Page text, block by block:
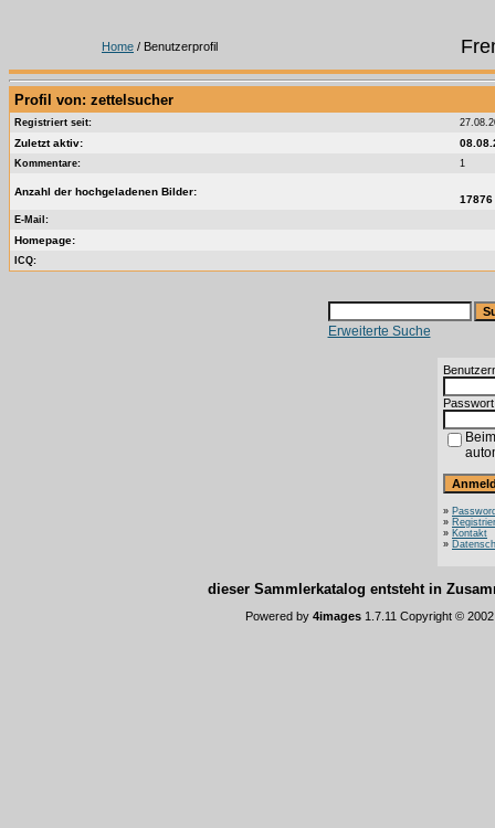
Home / Benutzerprofil
Profil von: zettelsucher
Registriert seit:
Zuletzt aktiv:
Kommentare: 1
Anzahl der hochgeladenen Bilder:
17876
E-Mail:
Homepage:
ICQ:
Erweiterte Suche
»
»
» Kontakt
»
dieser Sammlerkatalog entsteht in
Powered by 4images 1.7.11 Copyright ©